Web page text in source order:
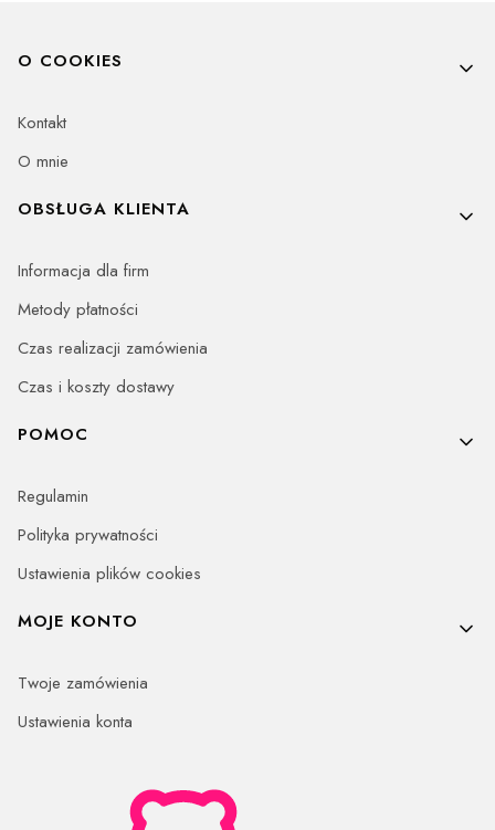
Linki w stopce
O COOKIES
Kontakt
O mnie
OBSŁUGA KLIENTA
Informacja dla firm
Metody płatności
Czas realizacji zamówienia
Czas i koszty dostawy
POMOC
Regulamin
Polityka prywatności
Ustawienia plików cookies
MOJE KONTO
Twoje zamówienia
Ustawienia konta